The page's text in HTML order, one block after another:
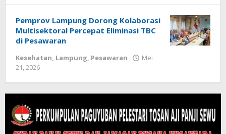
Pemprov Lampung Dorong Kolaborasi
Multisektoral Percepat Eliminasi TBC
di Pesawaran
Kesehatan, Lampung, Pesawaran
Mei
21, 2026